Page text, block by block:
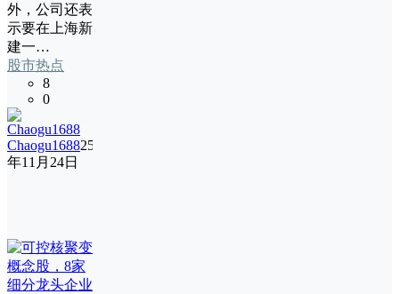
外，公司还表
示要在上海新
建一…
股市热点
8
0
Chaogu168825
年11月24日